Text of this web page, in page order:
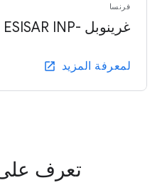
فرنسا
غرينوبل -ESISAR INP
لمعرفة المزيد
تعرف